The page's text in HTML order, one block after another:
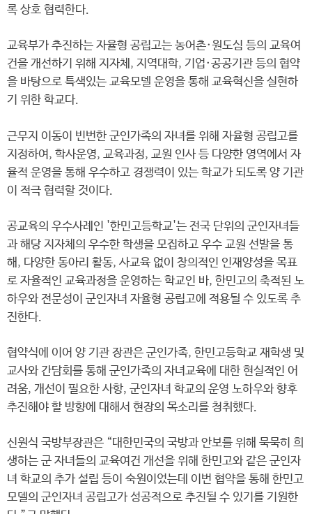
록 상호 협력한다.
교육부가 추진하는 자율형 공립고는 농어촌·원도심 등의 교육여
건을 개선하기 위해 지자체, 지역대학, 기업·공공기관 등의 협약
을 바탕으로 특색있는 교육모델 운영을 통해 교육혁신을 실현하
기 위한 학교다.
근무지 이동이 빈번한 군인가족의 자녀를 위해 자율형 공립고를
지정하여, 학사운영, 교육과정, 교원 인사 등 다양한 영역에서 자
율적 운영을 통해 우수하고 경쟁력이 있는 학교가 되도록 양 기관
이 적극 협력할 것이다.
공교육의 우수사례인 '한민고등학교'는 전국 단위의 군인자녀들
과 해당 지자체의 우수한 학생을 모집하고 우수 교원 선발을 통
해, 다양한 동아리 활동, 사교육 없이 창의적인 인재양성을 목표
로 자율적인 교육과정을 운영하는 학교인 바, 한민고의 축적된 노
하우와 전문성이 군인자녀 자율형 공립고에 적용될 수 있도록 추
진한다.
협약식에 이어 양 기관 장관은 군인가족, 한민고등학교 재학생 및
교사와 간담회를 통해 군인가족의 자녀교육에 대한 현실적인 어
려움, 개선이 필요한 사항, 군인자녀 학교의 운영 노하우와 향후
추진해야 할 방향에 대해서 현장의 목소리를 청취했다.
신원식 국방부장관은 “대한민국의 국방과 안보를 위해 묵묵히 희
생하는 군 자녀들의 교육여건 개선을 위해 한민고와 같은 군인자
녀 학교의 추가 설립 등이 숙원이었는데 이번 협약을 통해 한민고
모델의 군인자녀 공립고가 성공적으로 추진될 수 있기를 기원한